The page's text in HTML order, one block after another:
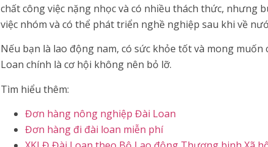
chất công việc nặng nhọc và có nhiều thách thức, nhưng
việc nhóm và có thể phát triển nghề nghiệp sau khi về
Nếu bạn là lao động nam, có sức khỏe tốt và mong
Loan chính là cơ hội không nên bỏ lỡ.
Tìm hiểu thêm:
Đơn hàng nông nghiệp Đài Loan
Đơn hàng đi đài loan miễn phí